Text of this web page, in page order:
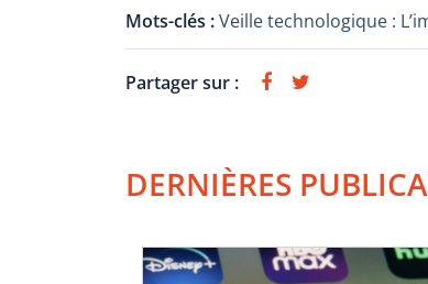
Mots-clés :Veille technologique :
Partager sur :
DERNIÈRES